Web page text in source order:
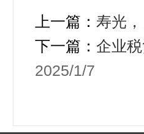
上一篇： 寿光
下一篇： 企业
2025/1/7